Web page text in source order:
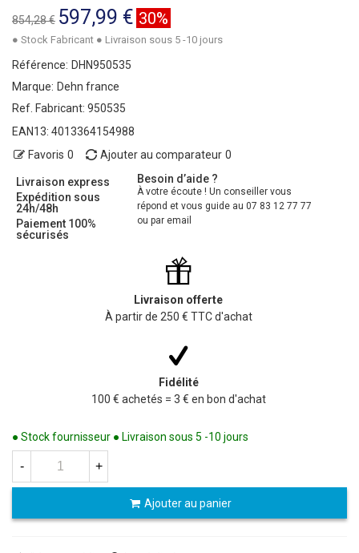
854,28 € 597,99 € 30%
● Stock Fabricant ● Livraison sous 5 -10 jours
Référence: DHN950535
Marque: Dehn france
Ref. Fabricant: 950535
EAN13: 4013364154988
Favoris 0 Ajouter au comparateur 0
Livraison express
Expédition sous
24h/48h
Paiement 100%
sécurisés
Besoin d’aide ?
À votre écoute ! Un conseiller vous
répond et vous guide au 07 83 12 77 77
ou par email
Livraison offerte
À partir de 250 € TTC d'achat
Fidélité
100 € achetés = 3 € en bon d'achat
● Stock fournisseur ● Livraison sous 5 -10 jours
- +
Ajouter au panier